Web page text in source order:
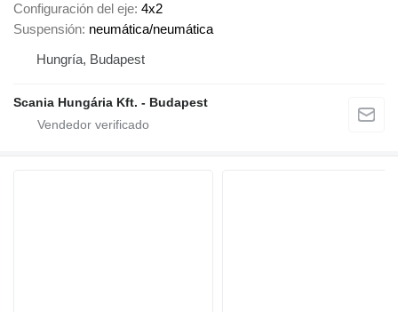
Configuración del eje 4x2
Suspensión neumática/neumática
Hungría, Budapest
Scania Hungária Kft. - Budapest